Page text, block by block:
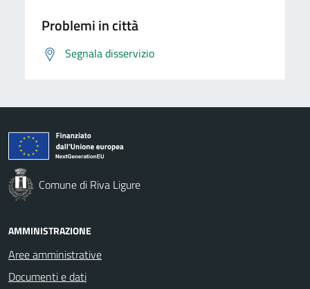
Problemi in città
Segnala disservizio
Comune di Riva Ligure
AMMINISTRAZIONE
Aree amministrative
Documenti e dati